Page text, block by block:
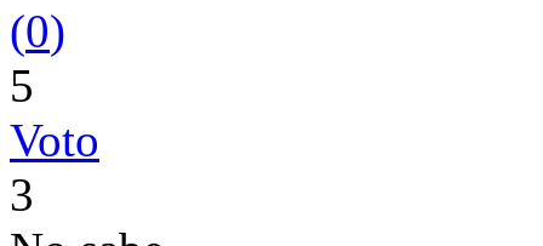
(0)
5
Voto
3